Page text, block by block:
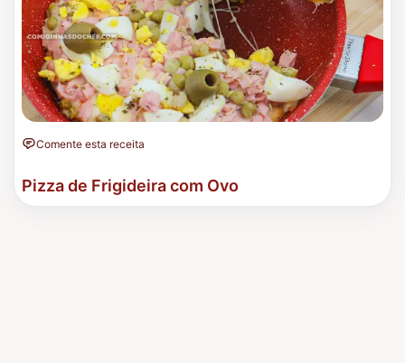
Comente esta receita
Pizza de Frigideira com Ovo